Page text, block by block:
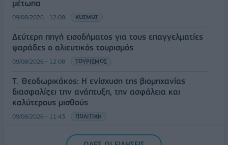
μέτωπα
09/08/2026 - 12:08 ΚΟΣΜΟΣ
Δεύτερη πηγή εισοδήματος για τους επαγγελματίες
ψαράδες ο αλιευτικός τουρισμός
09/08/2026 - 12:08 ΤΟΥΡΙΣΜΟΣ
Τ. Θεοδωρικάκος: Η ενίσχυση της βιομηχανίας
διασφαλίζει την ανάπτυξη, την ασφάλεια και
καλύτερους μισθούς
09/08/2026 - 11:43 ΠΟΛΙΤΙΚΗ
Υπ. Μεταφορών: Οριστική λύση στο ζήτημα των